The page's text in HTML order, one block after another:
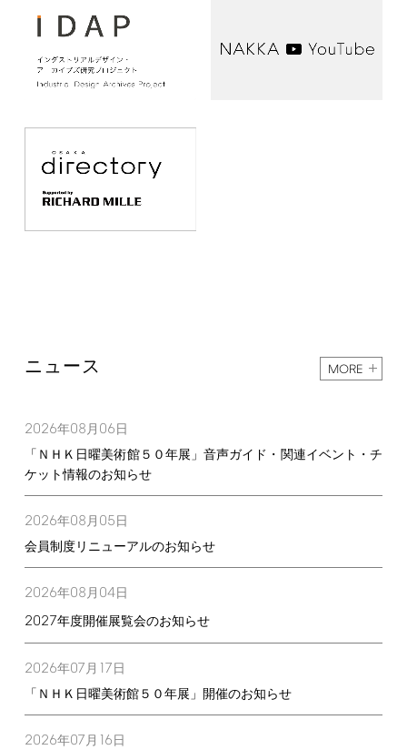
ニュース MORE
2026年08月 06日
「ＮＨＫ日曜美術館５０年展」音声ガイド・関連イベント・チ
ケット情報のお知らせ
2026年08月 05日
会員制度リニューアルのお知らせ
2026年08月 04日
2027年度開催展覧会のお知らせ
2026年07月 17日
「ＮＨＫ日曜美術館５０年展」開催のお知らせ
2026年07月 16日